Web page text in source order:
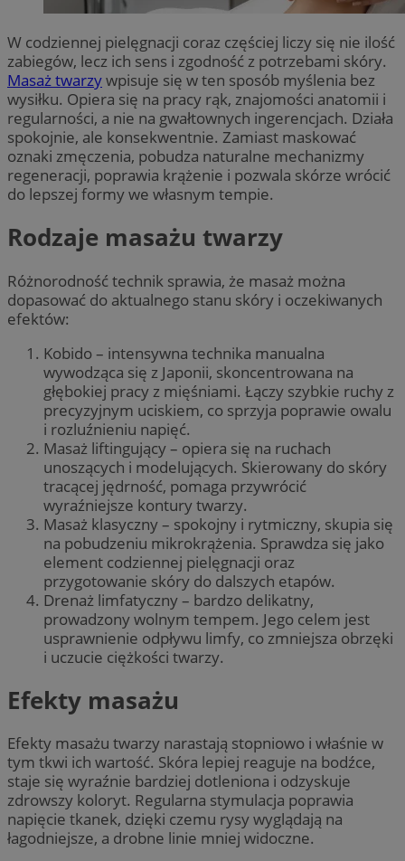
W codziennej pielęgnacji coraz częściej liczy się nie ilość
zabiegów, lecz ich sens i zgodność z potrzebami skóry.
Masaż twarzywpisuje się w ten sposób myślenia bez
wysiłku. Opiera się na pracy rąk, znajomości anatomii i
regularności, a nie na gwałtownych ingerencjach. Działa
spokojnie, ale konsekwentnie. Zamiast maskować
oznaki zmęczenia, pobudza naturalne mechanizmy
regeneracji, poprawia krążenie i pozwala skórze wrócić
do lepszej formy we własnym tempie.
Rodzaje masażu twarzy
Różnorodność technik sprawia, że masaż można
dopasować do aktualnego stanu skóry i oczekiwanych
efektów:
Kobido – intensywna technika manualna
wywodząca się z Japonii, skoncentrowana na
głębokiej pracy z mięśniami. Łączy szybkie ruchy z
precyzyjnym uciskiem, co sprzyja poprawie owalu
i rozluźnieniu napięć.
Masaż liftingujący – opiera się na ruchach
unoszących i modelujących. Skierowany do skóry
tracącej jędrność, pomaga przywrócić
wyraźniejsze kontury twarzy.
Masaż klasyczny – spokojny i rytmiczny, skupia się
na pobudzeniu mikrokrążenia. Sprawdza się jako
element codziennej pielęgnacji oraz
przygotowanie skóry do dalszych etapów.
Drenaż limfatyczny – bardzo delikatny,
prowadzony wolnym tempem. Jego celem jest
usprawnienie odpływu limfy, co zmniejsza obrzęki
i uczucie ciężkości twarzy.
Efekty masażu
Efekty masażu twarzy narastają stopniowo i właśnie w
tym tkwi ich wartość. Skóra lepiej reaguje na bodźce,
staje się wyraźnie bardziej dotleniona i odzyskuje
zdrowszy koloryt. Regularna stymulacja poprawia
napięcie tkanek, dzięki czemu rysy wyglądają na
łagodniejsze, a drobne linie mniej widoczne.